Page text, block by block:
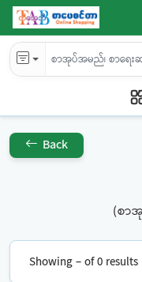
Back
(စာ
Showing – of 0 results